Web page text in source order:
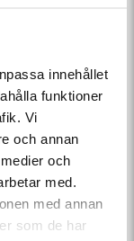
innehållet
funktioner
Vi
och annan
och
med.
med annan
som de har